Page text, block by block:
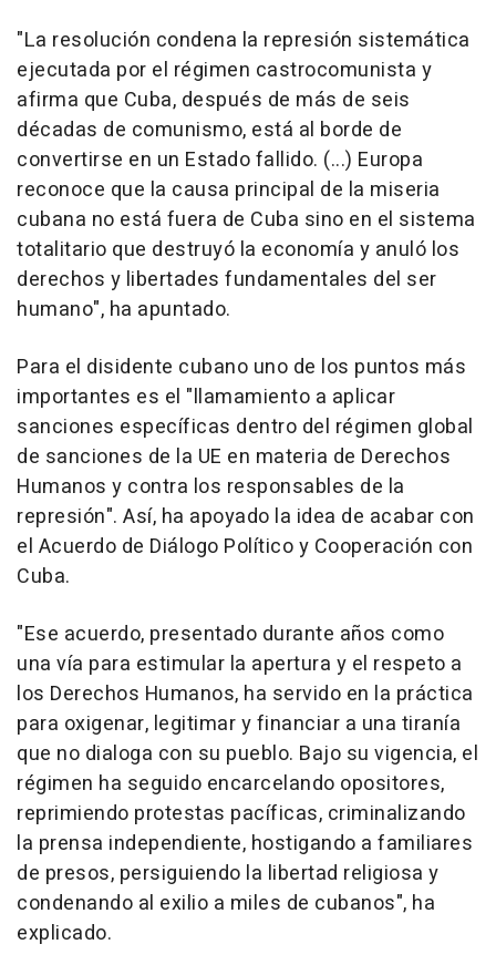
"La resolución condena la represión sistemática
ejecutada por el régimen castrocomunista y
afirma que Cuba, después de más de seis
décadas de comunismo, está al borde de
convertirse en un Estado fallido. (...) Europa
reconoce que la causa principal de la miseria
cubana no está fuera de Cuba sino en el sistema
totalitario que destruyó la economía y anuló los
derechos y libertades fundamentales del ser
humano", ha apuntado.
Para el disidente cubano uno de los puntos más
importantes es el "llamamiento a aplicar
sanciones específicas dentro del régimen global
de sanciones de la UE en materia de Derechos
Humanos y contra los responsables de la
represión". Así, ha apoyado la idea de acabar con
el Acuerdo de Diálogo Político y Cooperación con
Cuba.
"Ese acuerdo, presentado durante años como
una vía para estimular la apertura y el respeto a
los Derechos Humanos, ha servido en la práctica
para oxigenar, legitimar y financiar a una tiranía
que no dialoga con su pueblo. Bajo su vigencia, el
régimen ha seguido encarcelando opositores,
reprimiendo protestas pacíficas, criminalizando
la prensa independiente, hostigando a familiares
de presos, persiguiendo la libertad religiosa y
condenando al exilio a miles de cubanos", ha
explicado.